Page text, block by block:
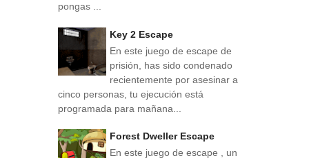
pongas ...
Key 2 Escape
En este juego de escape de
prisión, has sido condenado
recientemente por asesinar a
cinco personas, tu ejecución está
programada para mañana...
Forest Dweller Escape
En este juego de escape , un